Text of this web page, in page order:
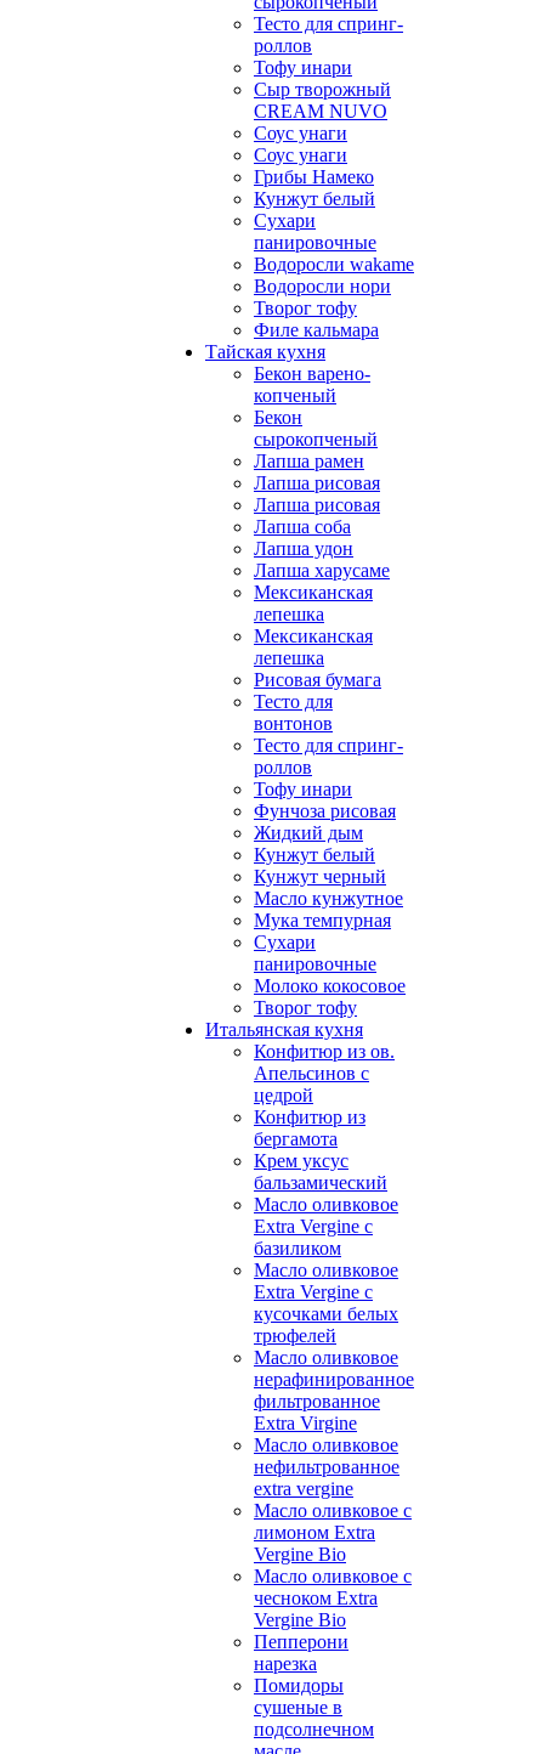
Тесто для спринг-
роллов
Тофу инари
Сыр творожный
CREАM NUVO
Соус унаги
Соус унаги
Грибы Намеко
Кунжут белый
Сухари
панировочные
Водоросли wakame
Водоросли нори
Творог тофу
Филе кальмара
Тайская кухня
Бекон варено-
копченый
Бекон
сырокопченый
Лапша рамен
Лапша рисовая
Лапша рисовая
Лапша соба
Лапша удон
Лапша харусаме
Мексиканская
лепешка
Мексиканская
лепешка
Рисовая бумага
Тесто для
вонтонов
Тесто для спринг-
роллов
Тофу инари
Фунчоза рисовая
Жидкий дым
Кунжут белый
Кунжут черный
Масло кунжутное
Мука темпурная
Сухари
панировочные
Молоко кокосовое
Творог тофу
Итальянская кухня
Конфитюр из ов.
Апельсинов с
цедрой
Конфитюр из
бергамота
Крем уксус
бальзамический
Масло оливковое
Extra Vergine с
базиликом
Масло оливковое
Extra Vergine с
кусочками белых
трюфелей
Масло оливковое
нерафинированное
фильтрованное
Extra Virgine
Масло оливковое
нефильтрованное
extra vergine
Масло оливковое с
лимоном Extra
Vergine Bio
Масло оливковое с
чесноком Extra
Vergine Bio
Пепперони
нарезка
Помидоры
сушеные в
подсолнечном